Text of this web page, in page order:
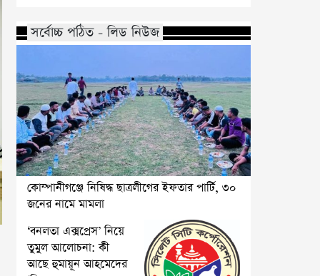
সর্বোচ্চ পঠিত - লিড নিউজ
কোম্পানীগঞ্জে নিষিদ্ধ ছাত্রলীগের ইফতার পার্টি, ৩০
জনের নামে মামলা
‘বনলতা এক্সপ্রেস’ নিয়ে
তুমুল আলোচনা: কী
আছে হুমায়ূন আহমেদের